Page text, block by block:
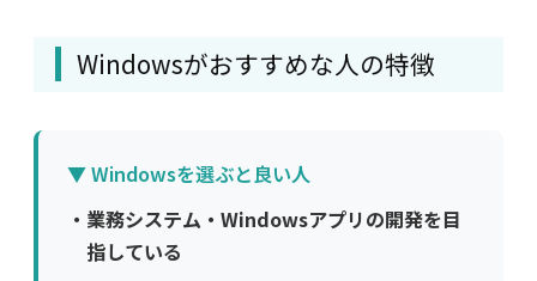
Windowsがおすすめな人の特徴
▼ Windowsを選ぶと良い人
・ 業務システム・Windowsアプリの開発を目
指している